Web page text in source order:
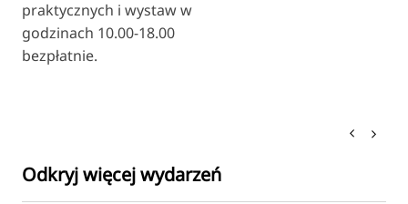
praktycznych i wystaw w
godzinach 10.00-18.00
bezpłatnie.
Odkryj więcej wydarzeń